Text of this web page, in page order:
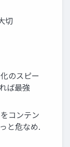
切
のスピー
ば最強
コンテン
と危なめ.